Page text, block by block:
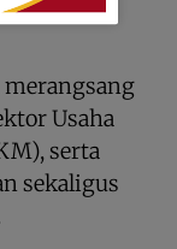
merangsang
Usaha
serta
sekaligus